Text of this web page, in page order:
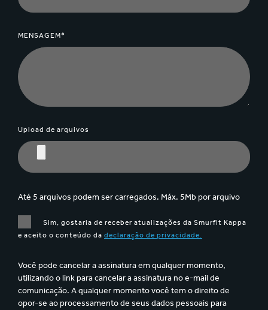
MENSAGEM*
Upload de arquivos
Até 5 arquivos podem ser carregados. Máx. 5Mb por arquivo
Sim, gostaria de receber atualizações da Smurfit Kappa
e aceito o conteúdo da declaração de privacidade.
Você pode cancelar a assinatura em qualquer momento,
utilizando o link para cancelar a assinatura no e-mail de
comunicação. A qualquer momento você tem o direito de
opor-se ao processamento de seus dados pessoais para